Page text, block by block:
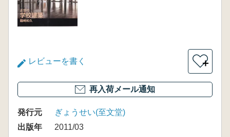
レビューを書く ＋
再入荷メール通知
発行元
ぎょうせい(至文堂)
出版年
2011/03